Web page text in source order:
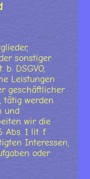
sonstiger
DSGVO,
Leistungen
geschäftlicher
tätig werden
und
wir die
Abs. 1 lit. f.
Interessen,
oder